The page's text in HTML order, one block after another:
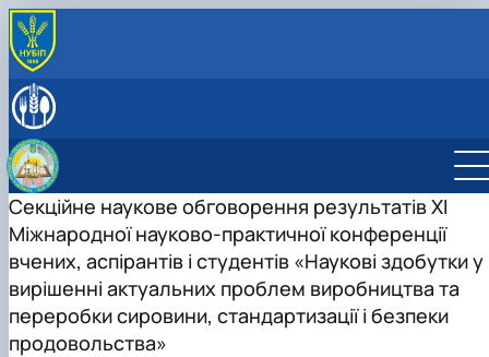
ABOUT
EDUCATIONAL ACTIVITIES
Науковий гурток «Інновації у процесах харчових
виробництв»
Дисципліни кафедри
Навчально-методична робота
SCIENTIFIC ACTIVITY
Research activities
Conferences
Конференції ф-ту харчових наук
Секційне наукове обговорення результатів ХІ
Міжнародної науково-практичної конференції
вчених, аспірантів і студентів «Наукові здобутки у
вирішенні актуальних проблем виробництва та
переробки сировини, стандартизації і безпеки
продовольства»